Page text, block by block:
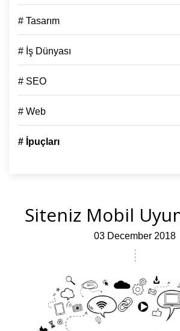
# Tasarım
# İş Dünyası
# SEO
# Web
# İpuçları
Siteniz Mobil
03 December 2018